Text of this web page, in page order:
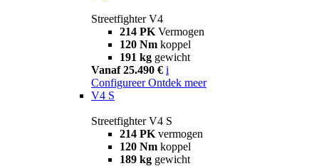
Streetfighter V4
214 PK Vermogen
120 Nm koppel
191 kg gewicht
Vanaf 25.490 € i
Configureer Ontdek meer
V4 S
Streetfighter V4 S
214 PK vermogen
120 Nm koppel
189 kg gewicht